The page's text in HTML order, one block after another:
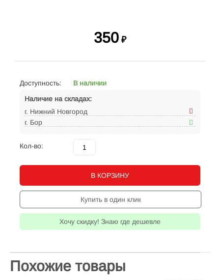
350 ₽
Доступность:
В наличии
Наличие на складах:
г. Нижний Новгород
г. Бор
Кол-во:
В КОРЗИНУ
Купить в один клик
Хочу скидку! Знаю где дешевле
Похожие товары